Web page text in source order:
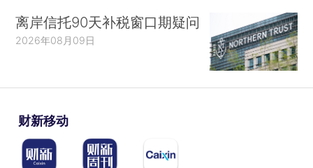
离岸信托90天补税窗口期疑问
2026年08月09日
财新移动